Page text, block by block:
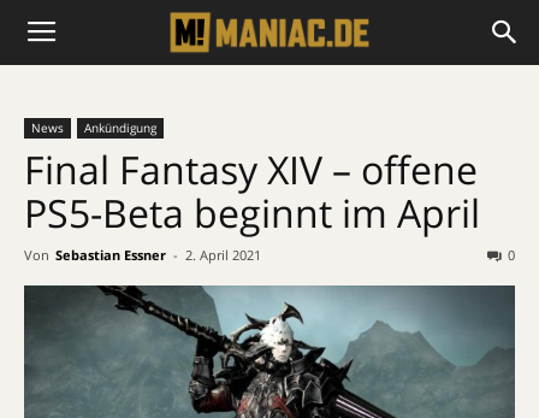
News Ankündigung
Final Fantasy XIV – offene
PS5-Beta beginnt im April
Von Sebastian Essner - 2. April 2021 0